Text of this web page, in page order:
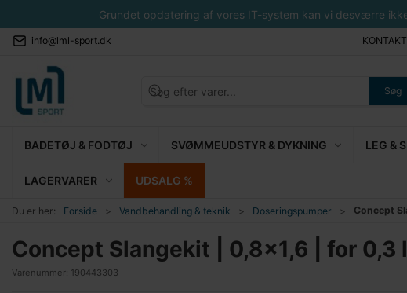
Grundet opdatering af vores IT-system kan vi desværre
info@lml-sport.dk KONTAKT
Søg
BADETØJ & FODTØJ SVØMMEUDSTYR & DYKNING LEG &
LAGERVARER UDSALG %
Du er her: Forside Vandbehandling & teknik Doseringspumper Concept
Concept Slangekit | 0,8x1,6 | for 0,3
Varenummer: 190443303